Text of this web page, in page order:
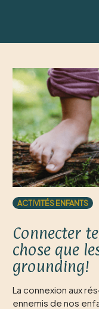
ACTIVITÉS ENFANTS
Connecter
chose que
grounding!
La connexion aux
ennemis de nos